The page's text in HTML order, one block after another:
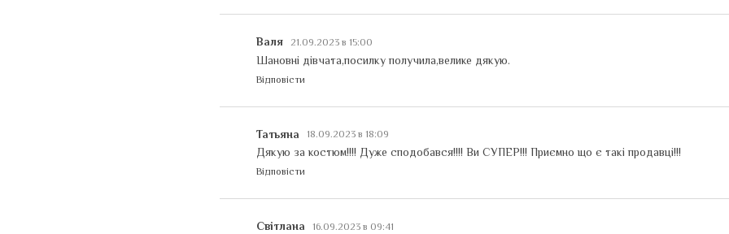
Валя 21.09.2023 в 15:00
Шановні дівчата,посилку получила,велике дякую.
Відповісти
Татьяна 18.09.2023 в 18:09
Дякую за костюм!!!! Дуже сподобався!!!! Ви СУПЕР!!! Приємно що є такі продавці!!!
Відповісти
Світлана 16.09.2023 в 09:41